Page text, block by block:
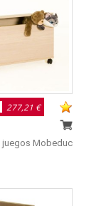
277,21 €
juegos Mobeduc